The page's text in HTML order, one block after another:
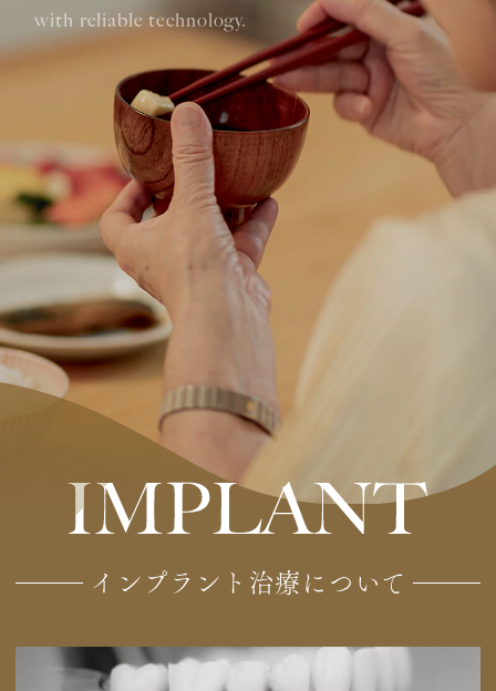
with reliable technology.
インプラント治療について